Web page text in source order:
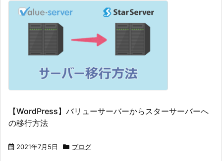
【WordPress】バリューサーバーからスターサーバーへ
の移行方法
2021年7月5日 ブログ